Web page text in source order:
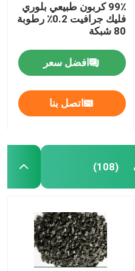
99٪ كربون طبيعي بلوري
فليك جرافيت 0.2٪ رطوبة
80 شبكة
افضل سعر
اتصل بنا
(108)